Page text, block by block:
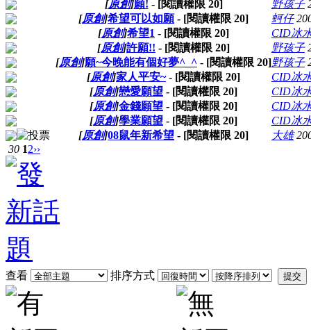
[原創]願! - [閱讀權限 20] 野孩子
[原創]希望可以如願- [閱讀權限 20] 蚵仔
[原創]希望1 - [閱讀權限 20]
CID冰
[原創]許願!! - [閱讀權限 20] 野孩子
[原創]願~今晚能有個好夢^_^ - [閱讀權限 20]野孩子
[原創]家人平安~- [閱讀權限 20]
CID冰
[原創]戀愛願望 - [閱讀權限 20]
CID冰
[原創]金錢願望 - [閱讀權限 20]
CID冰
[原創]學業願望 - [閱讀權限 20]
CID冰
[原創]08鼠年新希望 - [閱讀權限 20] 大雄
30 12››
查看 排序方式 提交